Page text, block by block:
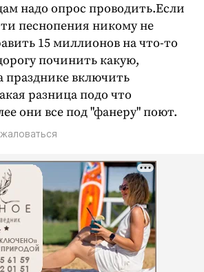
надо опрос проводить.Если
песнопения никому не
15 миллионов на что-то
починить какую,
празднике включить
разница подо что
они все под "фанеру" поют.